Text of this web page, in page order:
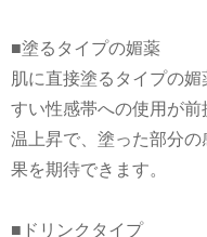
■塗るタイプの媚薬
肌に直接塗るタイプの
すい性感帯への使用が
温上昇で、塗った部分
果を期待できます。
■ドリンクタイプ